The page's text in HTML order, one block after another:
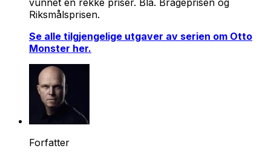
Riksmålsprisen.
Se alle tilgjengelige utgaver av serien om Otto
Monster her.
Forfatter